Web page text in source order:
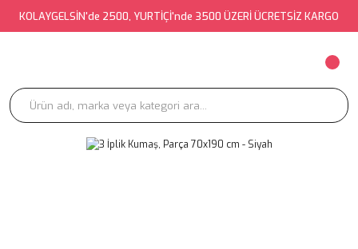
KOLAYGELSİN'de 2500, YURTİÇİ'nde 3500 ÜZERİ ÜCRETSİZ KARGO